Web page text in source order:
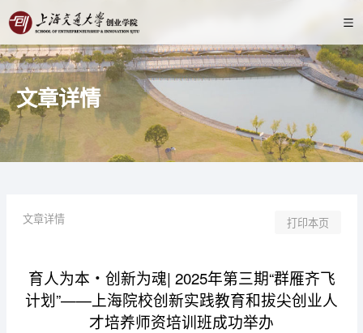
文章详情
文章详情 打印本页
育人为本・创新为魂| 2025年第三期“群雁齐飞
计划”——上海院校创新实践教育和拔尖创业人
才培养师资培训班成功举办